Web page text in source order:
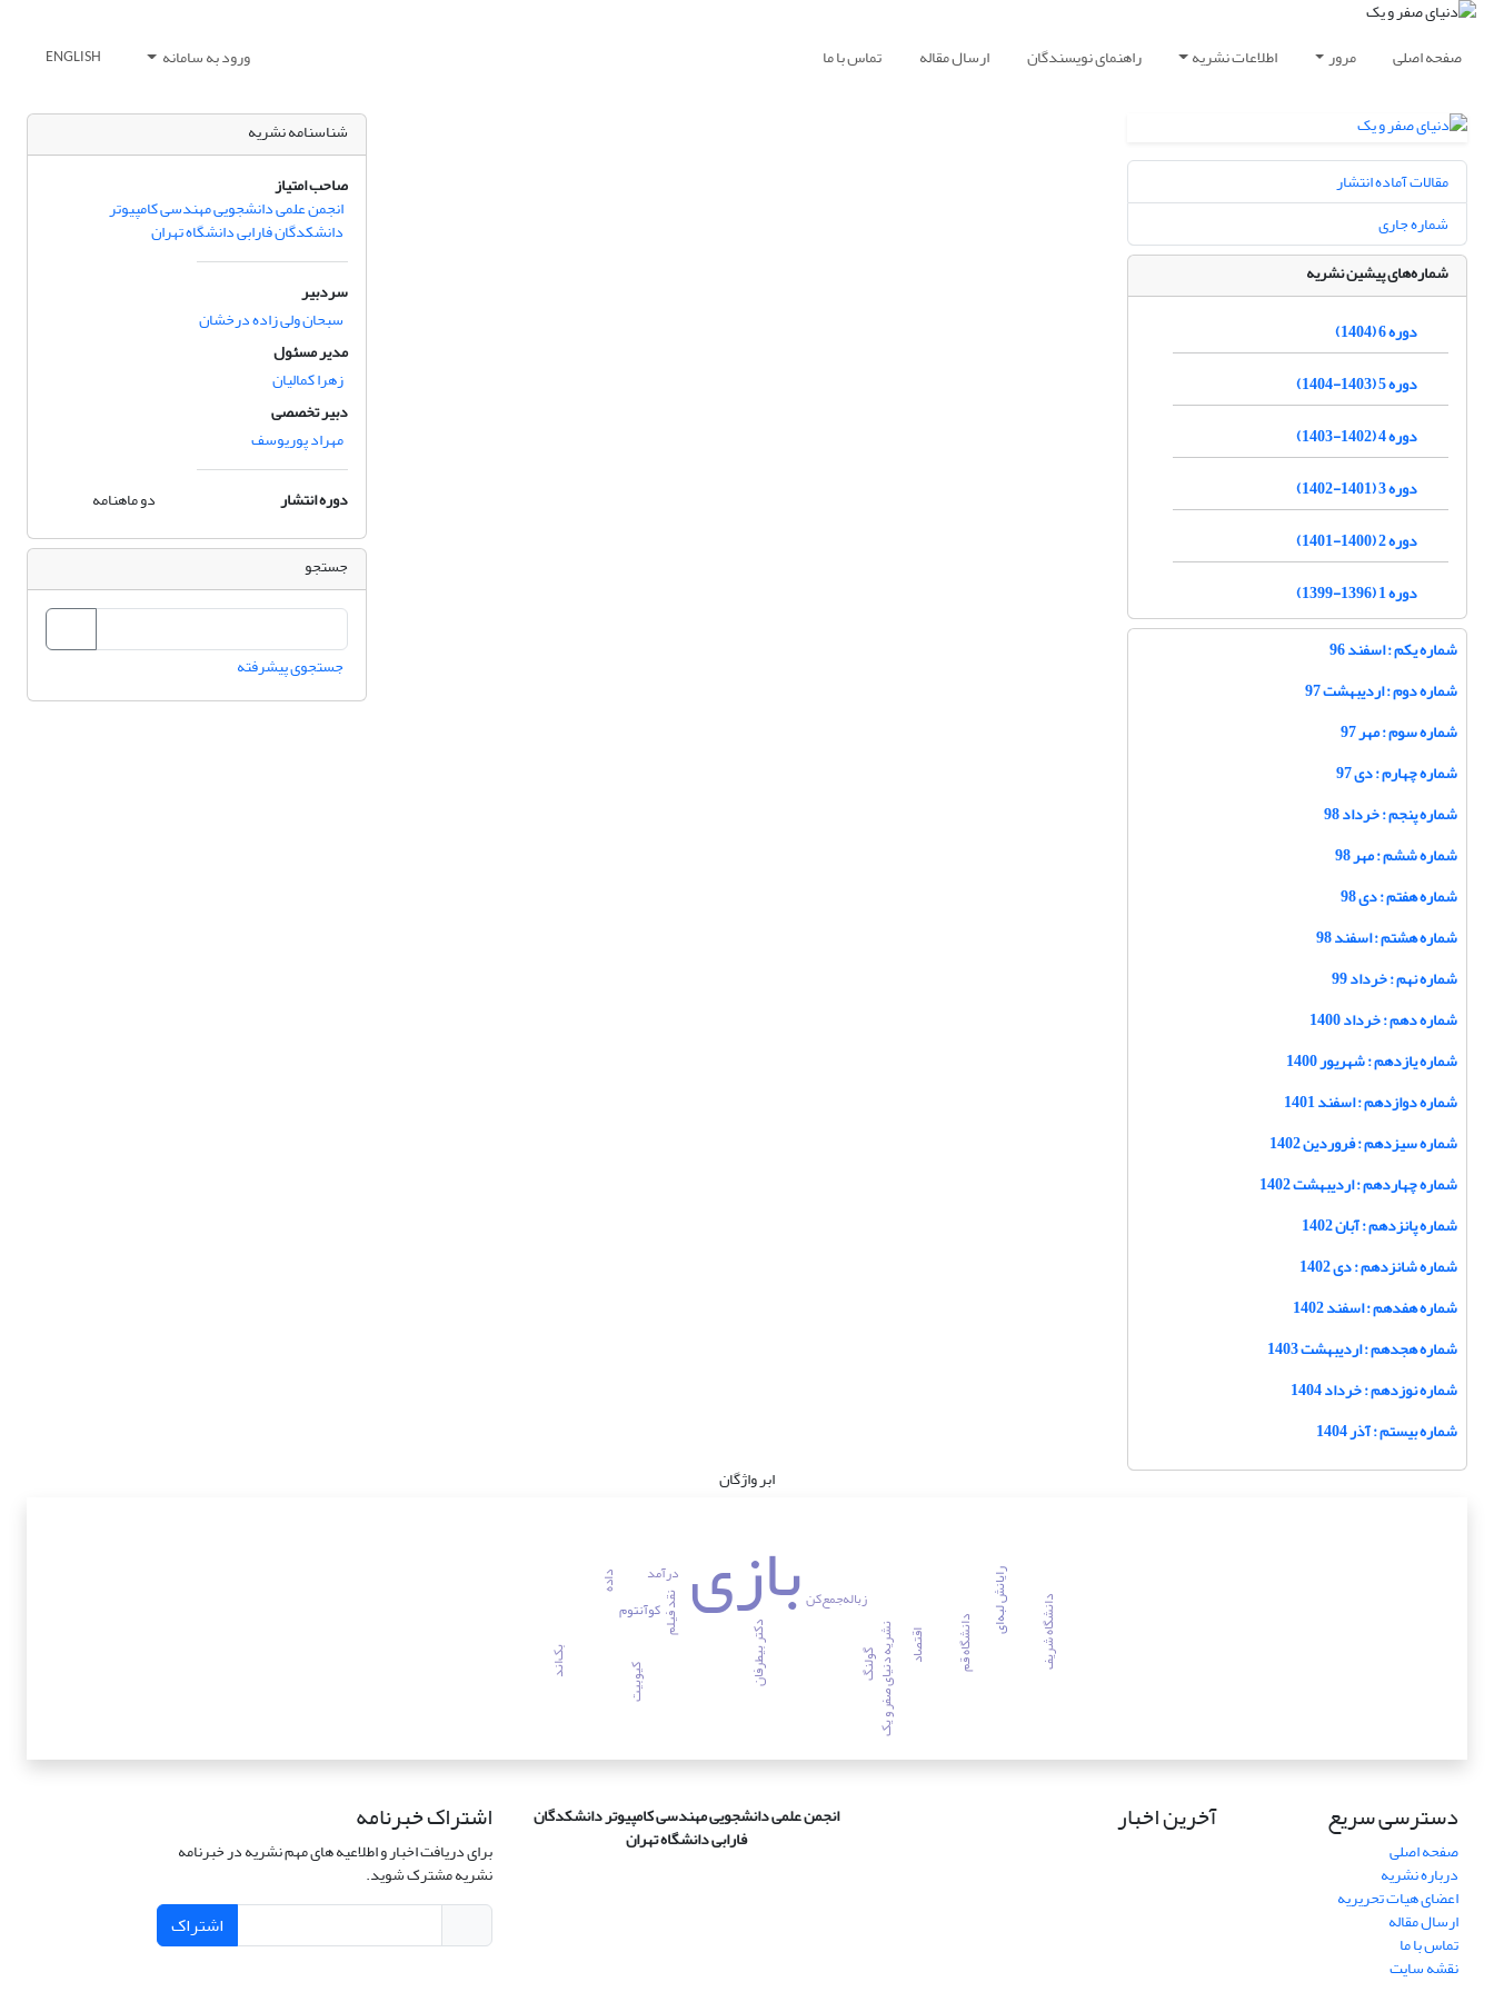
صفحه اصلی مرور اطلاعات نشریه راهنمای نویسندگان ارسال مقاله تماس با ما ورود به سامانه ENGLISH
مقالات آماده انتشار
شماره جاری
شماره‌های پیشین نشریه
دوره 6 (1404)
دوره 5 (1403-1404)
دوره 4 (1402-1403)
دوره 3 (1401-1402)
دوره 2 (1400-1401)
دوره 1 (1396-1399)
شماره یکم : اسفند 96
شماره دوم : اردیبهشت 97
شماره سوم : مهر 97
شماره چهارم : دی 97
شماره پنجم : خرداد 98
شماره ششم : مهر 98
شماره هفتم : دی 98
شماره هشتم : اسفند 98
شماره نهم : خرداد 99
شماره دهم : خرداد 1400
شماره یازدهم : شهریور 1400
شماره دوازدهم : اسفند 1401
شماره سیزدهم : فروردین 1402
شماره چهاردهم : اردیبهشت 1402
شماره پانزدهم : آبان 1402
شماره شانزدهم : دی 1402
شماره هفدهم : اسفند 1402
شماره هجدهم : اردیبهشت 1403
شماره نوزدهم : خرداد 1404
شماره بیستم : آذر 1404
شناسنامه نشریه
صاحب امتیاز
انجمن علمی دانشجویی مهندسی کامپیوتر
دانشکدگان فارابی دانشگاه تهران
سردبیر
سبحان ولی زاده درخشان
مدیر مسئول
زهرا کمالیان
دبیر تخصصی
مهراد پوریوسف
دوره انتشار
دو ماهنامه
جستجو
جستجوی پیشرفته
ابر واژگان
بازی نقد فیلم
گولنگ
اقتصاد دانشگاه قم
رایانش لبه‌ای
نشریه دنیای صفر و یک
درآمد داده
دکتر بیطرفان
کوآنتوم
بک‌اند دانشگاه شریف
کیوبیت
زباله‌جمع‌کن
دسترسی سریع
صفحه اصلی
درباره نشریه
اعضای هیات تحریریه
ارسال مقاله
تماس با ما
نقشه سایت
آخرین اخبار انجمن علمی دانشجویی مهندسی کامپیوتر دانشکدگان
فارابی دانشگاه تهران
اشتراک خبرنامه
برای دریافت اخبار و اطلاعیه های مهم نشریه در خبرنامه
نشریه مشترک شوید.
اشتراک